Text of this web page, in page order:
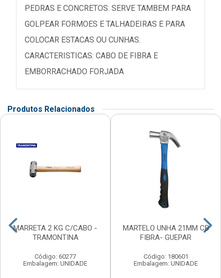
PEDRAS E CONCRETOS. SERVE TAMBEM PARA
GOLPEAR FORMOES E TALHADEIRAS E PARA
COLOCAR ESTACAS OU CUNHAS.
CARACTERISTICAS: CABO DE FIBRA E
EMBORRACHADO FORJADA
Produtos Relacionados
MARRETA 2 KG C/CABO -
TRAMONTINA
Código: 60277
Embalagem: UNIDADE
MARTELO UNHA 21MM CB
FIBRA- GUEPAR
Código: 180601
Embalagem: UNIDADE